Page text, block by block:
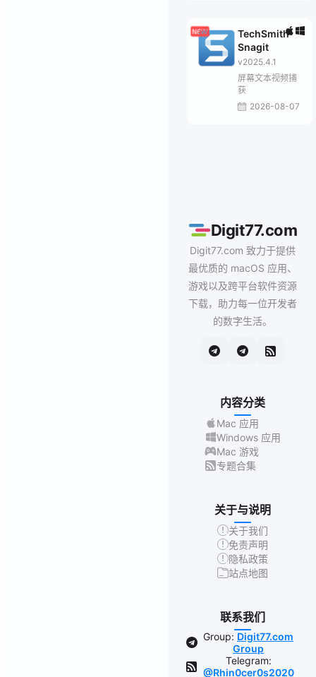
TechSmith
Snagit
v2025.4.1
屏幕文本视频捕
获
2026-08-07
Digit77.com
Digit77.com 致力于提供
最优质的 macOS 应用、
游戏以及跨平台软件资源
下载，助力每一位开发者
的数字生活。
内容分类
Mac 应用
Windows 应用
Mac 游戏
专题合集
关于与说明
关于我们
免责声明
隐私政策
站点地图
联系我们
Group: Digit77.com
Group
Telegram:
@Rhin0cer0s2020